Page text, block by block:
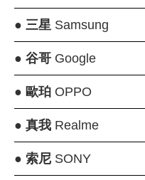
● 三星Samsung
● 谷哥Google
● 歐珀OPPO
● 真我Realme
● 索尼SONY